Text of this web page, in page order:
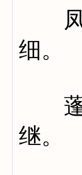
凤
细。
蓬
继。